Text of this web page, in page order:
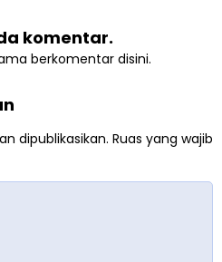
komentar.
berkomentar disini.
dipublikasikan. Ruas yang wajib